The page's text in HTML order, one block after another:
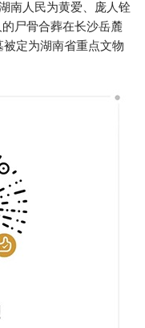
南人民为黄爱、庞人铨
尸骨合葬在长沙岳麓
定为湖南省重点文物